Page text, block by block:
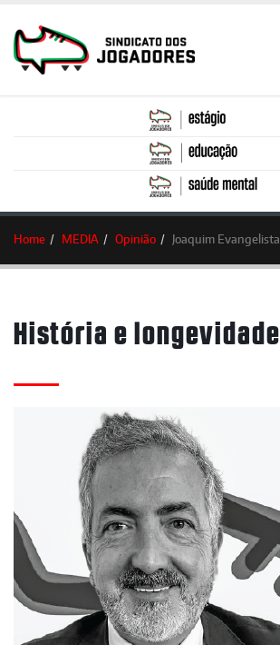
Home MEDIA Opinião Joaquim Evangelista
História e longevidade